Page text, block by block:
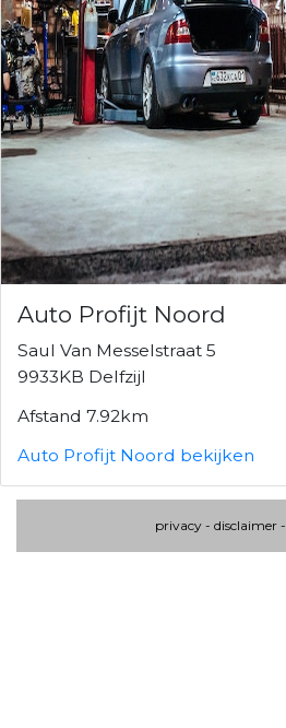
Auto Profijt Noord
Saul Van Messelstraat 5
9933KB Delfzijl
Afstand 7.92km
Auto Profijt Noord bekijken
privacy - disclaimer -